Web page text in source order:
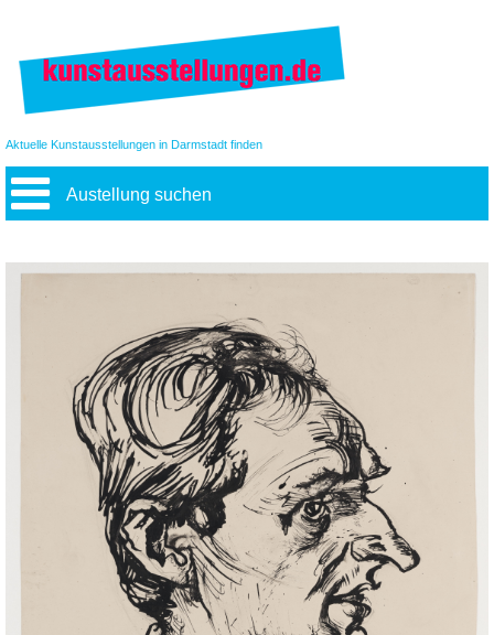
Aktuelle Kunstausstellungen in Darmstadt finden
Austellung suchen